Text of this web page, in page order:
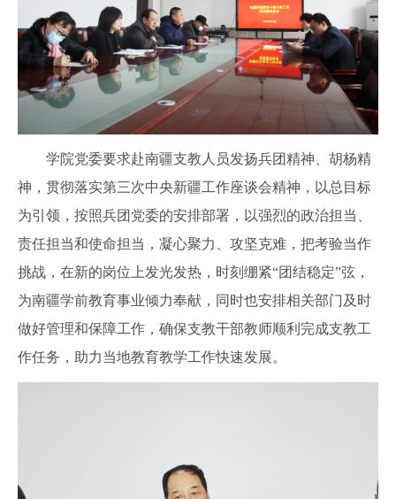
学院党委要求赴南疆支教人员发扬兵团精神、胡杨精
神，贯彻落实第三次中央新疆工作座谈会精神， 以总目标
为引领，按照兵团 党委的安排部署，以强烈的政治担当、
责任担当和使命担当，凝心聚力、攻坚克难，把考验当作
挑战，在新的岗位上发光发热，时刻绷紧“团结稳定”弦，
为南疆学前教育事业倾力奉献，同时也安排相关部门及时
做好管理和保障工作，确保支教干部教师顺利完成支教工
作任务，助力当地教育教学工作快速发展。